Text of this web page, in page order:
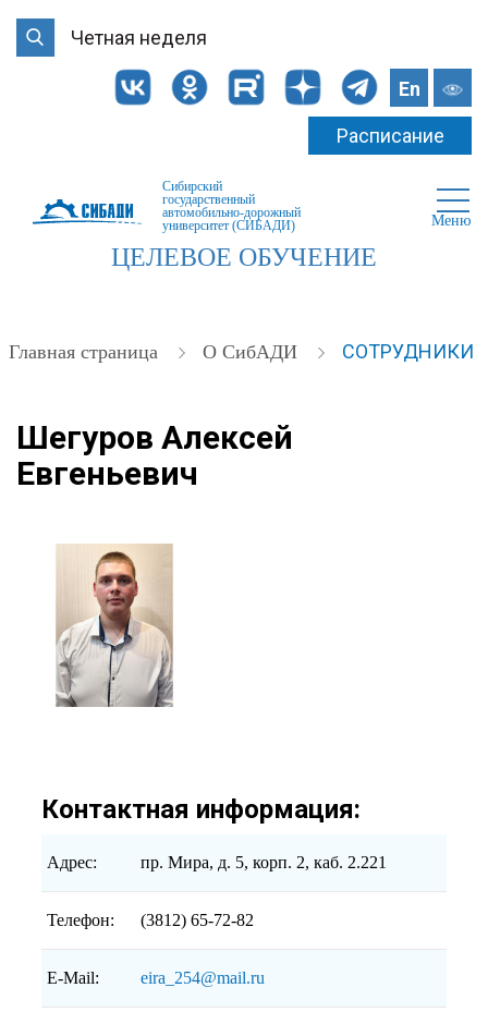
Четная неделя
En
Расписание
Сибирский
государственный
автомобильно-дорожный
университет (СИБАДИ)
Меню
ЦЕЛЕВОЕ ОБУЧЕНИЕ
Главная страница О СибАДИ СОТРУДНИКИ
Шегуров Алексей
Евгеньевич
Контактная информация:
Адрес: пр. Мира, д. 5, корп. 2, каб. 2.221
Телефон: (3812) 65-72-82
E-Mail: eira_254@mail.ru